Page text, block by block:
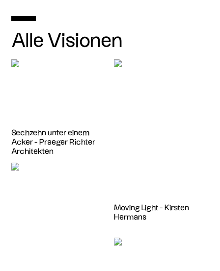
Alle Visionen
Sechzehn unter einem
Acker - Praeger Richter
Architekten
Moving Light - Kirsten
Hermans